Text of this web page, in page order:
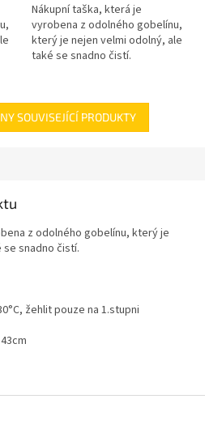
Nákupní taška, která je
vyrobena z odolného gobelínu,
který je nejen velmi odolný, ale
také se snadno čistí.
SOUVISEJÍCÍ PRODUKTY
z odolného gobelínu, který je
snadno čistí.
žehlit pouze na 1.stupni